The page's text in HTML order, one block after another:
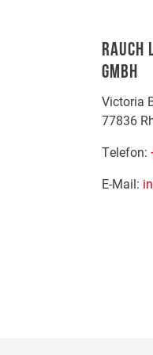
RAUCH
GMBH
Victoria
77836
Telefon:
E-Mail: